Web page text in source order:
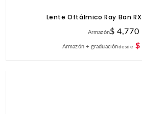
Lente Oftálmico Ray Ban
ArmazónPrecio
habitual
$ 4,770
Armazón + graduacióndesde $